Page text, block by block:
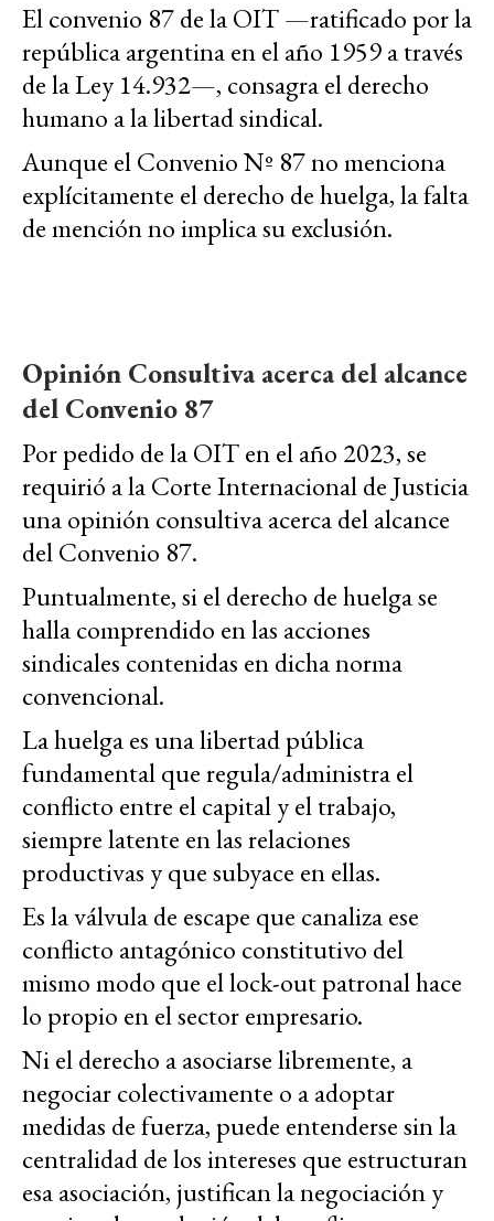
El convenio 87 de la OIT —ratificado por la
república argentina en el año 1959 a través
de la Ley 14.932—, consagra el derecho
humano a la libertad sindical.
Aunque el Convenio Nº 87 no menciona
explícitamente el derecho de huelga, la falta
de mención no implica su exclusión.
Opinión Consultiva acerca del alcance
del Convenio 87
Por pedido de la OIT en el año 2023, se
requirió a la Corte Internacional de Justicia
una opinión consultiva acerca del alcance
del Convenio 87.
Puntualmente, si el derecho de huelga se
halla comprendido en las acciones
sindicales contenidas en dicha norma
convencional.
La huelga es una libertad pública
fundamental que regula/administra el
conflicto entre el capital y el trabajo,
siempre latente en las relaciones
productivas y que subyace en ellas.
Es la válvula de escape que canaliza ese
conflicto antagónico constitutivo del
mismo modo que el lock-out patronal hace
lo propio en el sector empresario.
Ni el derecho a asociarse libremente, a
negociar colectivamente o a adoptar
medidas de fuerza, puede entenderse sin la
centralidad de los intereses que estructuran
esa asociación, justifican la negociación y